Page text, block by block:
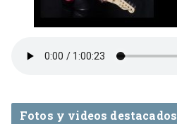
Fotos y videos destacados